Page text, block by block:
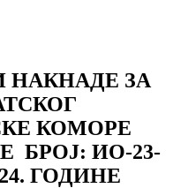
ЗА
КОМОРЕ
БРОЈ: ИО-23-
ГОДИНЕ